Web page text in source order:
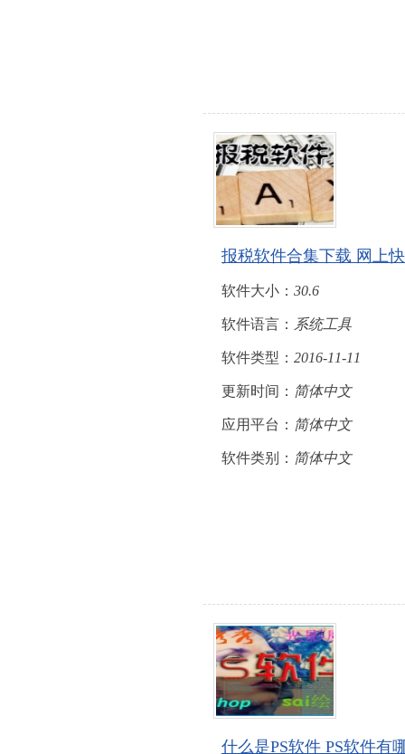
报税软件合集下载 网上
软件大小： 30.6
软件语言： 系统工具
软件类型： 2016-11-11
更新时间： 简体中文
应用平台： 简体中文
软件类别： 简体中文
什么是PS软件 PS软件有